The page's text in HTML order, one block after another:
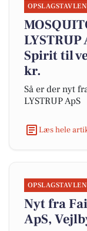
OPSLAGSTAVLEN
Spirit til
kr.
Så er der nyt
LYSTRUP ApS
Læs hele
OPSLAGSTAVLEN
Nyt fra
ApS,